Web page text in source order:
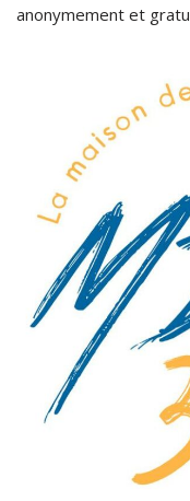
anonymement et